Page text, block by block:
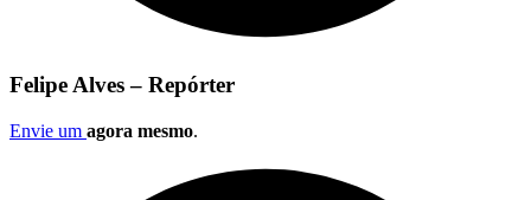
Felipe Alves – Repórter
Envie um agora mesmo.